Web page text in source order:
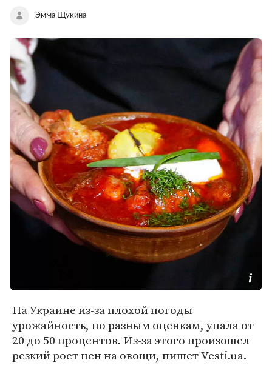
Эмма Щукина
На Украине из-за плохой погоды
урожайность, по разным оценкам, упала от
20 до 50 процентов. Из-за этого произошел
резкий рост цен на овощи, пишет Vesti.ua.